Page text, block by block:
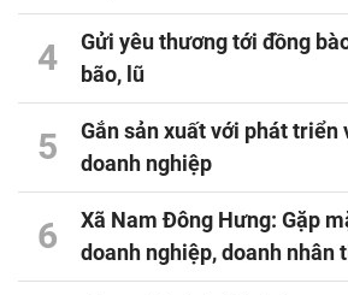
4
Gửi yêu thương tới đồng
bão, lũ
5
Gắn sản xuất với phát triển
doanh nghiệp
6
Xã Nam Đông Hưng: Gặp
doanh nghiệp, doanh nhân